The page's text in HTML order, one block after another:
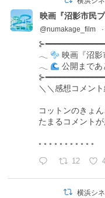
映画『沼影市民
@numakage_film ·
𓂃
映画『沼
𓂃
公開まで
＼＼感想コメン
コットンのきょ
たまるコメントが
◦ ◦ ◦ ◦ ◦ ◦ ◦ ◦ ◦ ◦ ◦
12
横浜シ